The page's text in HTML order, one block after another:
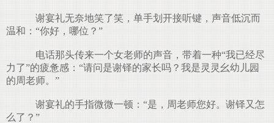
谢宴礼无奈地笑了笑，单手划开接听键，声音低沉而
温和：“你好，哪位？”
电话那头传来一个女老师的声音，带着一种“我已经尽
力了”的疲惫感：“请问是谢铎的家长吗？我是灵灵幺幼儿园
的周老师。”
谢宴礼的手指微微一顿：“是，周老师您好。谢铎又怎
么了？”